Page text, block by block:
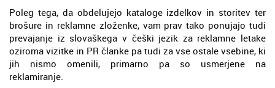
Poleg tega, da obdelujejo kataloge izdelkov in storitev ter
brošure in reklamne zloženke, vam prav tako ponujajo tudi
prevajanje iz slovaškega v češki jezik za reklamne letake
oziroma vizitke in PR članke pa tudi za vse ostale vsebine, ki
jih nismo omenili, primarno pa so usmerjene na
reklamiranje.